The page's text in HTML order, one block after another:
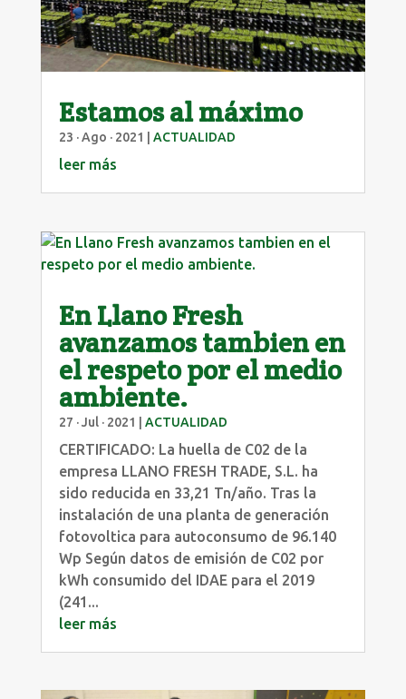
Estamos al máximo
23 · Ago · 2021 ACTUALIDAD
leer más
En Llano Fresh
avanzamos tambien en
el respeto por el medio
ambiente.
27 · Jul · 2021 ACTUALIDAD
CERTIFICADO: La huella de C02 de la
empresa LLANO FRESH TRADE, S.L. ha
sido reducida en 33,21 Tn/año. Tras la
instalación de una planta de generación
fotovoltica para autoconsumo de 96.140
Wp Según datos de emisión de C02 por
kWh consumido del IDAE para el 2019
(241...
leer más